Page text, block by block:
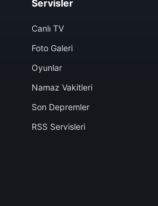
Servisler
Canlı TV
Foto Galeri
Oyunlar
Namaz Vakitleri
Son Depremler
RSS Servisleri